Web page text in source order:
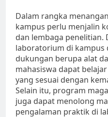
Dalam rangka
kampus perlu menjalin
dan lembaga penelitian.
laboratorium di kampus
dukungan berupa alat
mahasiswa dapat
yang sesuai dengan
Selain itu, program
juga dapat menolong
pengalaman praktik di